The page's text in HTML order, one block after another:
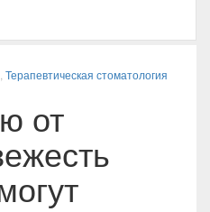
Терапевтическая стоматология
от